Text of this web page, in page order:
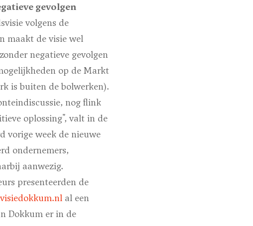
gevolgen
volgens de
maakt de visie wel
negatieve gevolgen
op de Markt
is buiten de bolwerken).
nog flink
oplossing", valt in de
vorige week de nieuwe
ondernemers,
aanwezig.
presenteerden de
al een
Dokkum er in de